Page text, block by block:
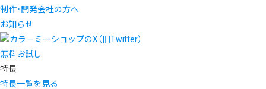
制作・開発会社の方へ
お知らせ
無料お試し
特長
特長一覧を見る